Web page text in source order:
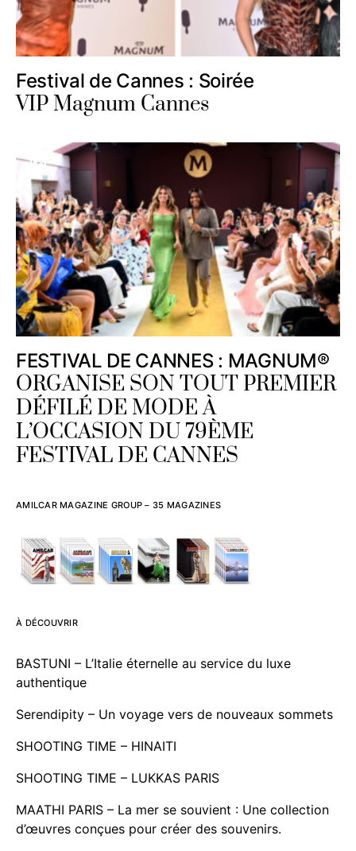
Festival de Cannes : Soirée
VIP Magnum Cannes
FESTIVAL DE CANNES : MAGNUM®
ORGANISE SON TOUT PREMIER
DÉFILÉ DE MODE À
L’OCCASION DU 79ÈME
FESTIVAL DE CANNES
AMILCAR MAGAZINE GROUP – 35 MAGAZINES
À DÉCOUVRIR
BASTUNI – L’Italie éternelle au service du luxe
authentique
Serendipity – Un voyage vers de nouveaux sommets
SHOOTING TIME – HINAITI
SHOOTING TIME – LUKKAS PARIS
MAATHI PARIS – La mer se souvient : Une collection
d’œuvres conçues pour créer des souvenirs.